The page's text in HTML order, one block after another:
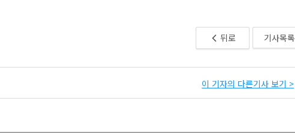
뒤로 기사목록
이 기자의 다른기사 보기 >